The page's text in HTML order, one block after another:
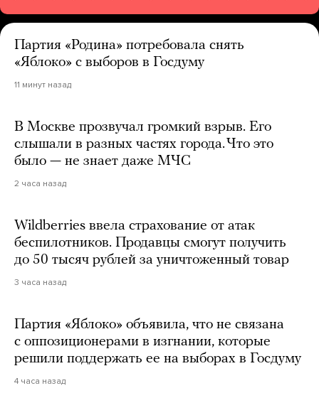
Партия «Родина» потребовала снять
«Яблоко» с выборов в Госдуму
11 минут назад
В Москве прозвучал громкий взрыв. Его
слышали в разных частях города. Что это
было — не знает даже МЧС
2 часа назад
Wildberries ввела страхование от атак
беспилотников. Продавцы смогут получить
до 50 тысяч рублей за уничтоженный товар
3 часа назад
Партия «Яблоко» объявила, что не связана
с оппозиционерами в изгнании, которые
решили поддержать ее на выборах в Госдуму
4 часа назад